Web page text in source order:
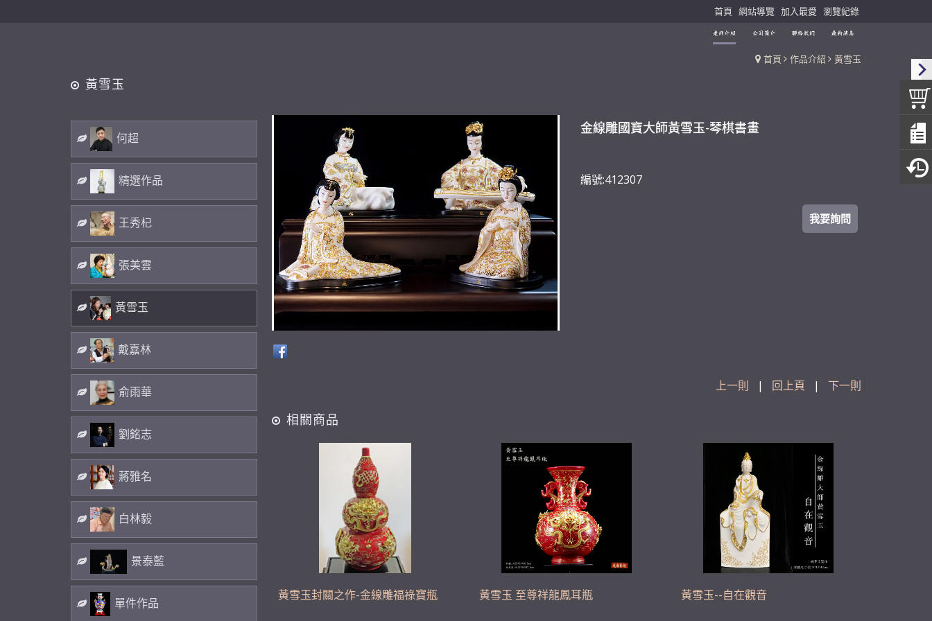
首頁 網站導覽 加入最愛 瀏覽紀錄
首頁 作品介紹 黃雪玉
黃雪玉
何超
精選作品
王秀杞
張美雲
黃雪玉
戴嘉林
俞雨華
劉銘志
蔣雅名
白林毅
景泰藍
單件作品
金線雕國寶大師黃雪玉-琴棋書畫
編號:412307
我要詢問
上一則 | 回上頁 | 下一則
相關商品
黃雪玉封關之作-金線雕福祿寶瓶 黃雪玉 至尊祥龍鳳耳瓶 黃雪玉--自在觀音